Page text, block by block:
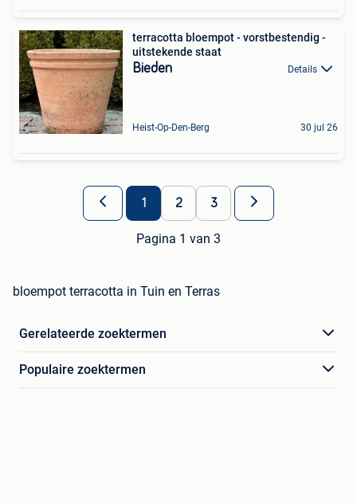
terracotta bloempot - vorstbestendig -
uitstekende staat
Bieden Details
Heist-Op-Den-Berg 30 jul 26
1 2 3
Pagina 1 van 3
bloempot terracotta in Tuin en Terras
Gerelateerde zoektermen
Populaire zoektermen